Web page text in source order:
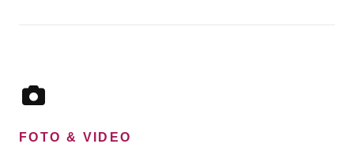
FOTO & VIDEO